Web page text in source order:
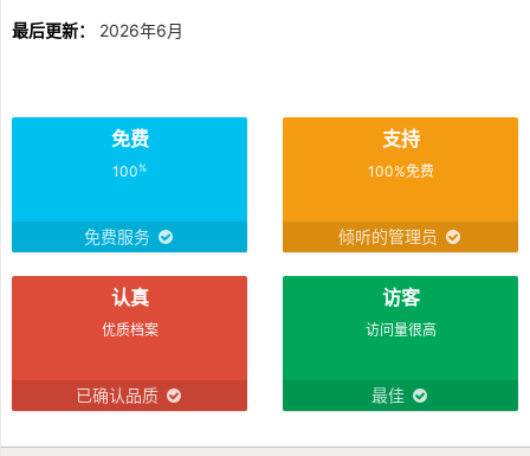
最后更新： 2026年6月
免费
100%
免费服务
支持
100%免费
倾听的管理员
认真
优质档案
已确认品质
访客
访问量很高
最佳